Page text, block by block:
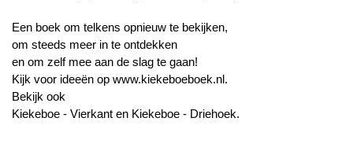
Een boek om telkens opnieuw te bekijken,
om steeds meer in te ontdekken
en om zelf mee aan de slag te gaan!
Kijk voor ideeën op www.kiekeboeboek.nl.
Bekijk ook
Kiekeboe - Vierkant en Kiekeboe - Driehoek.